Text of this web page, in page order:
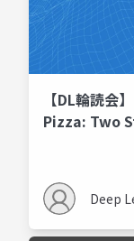
【DL輪読
Pizza: Two
Deep